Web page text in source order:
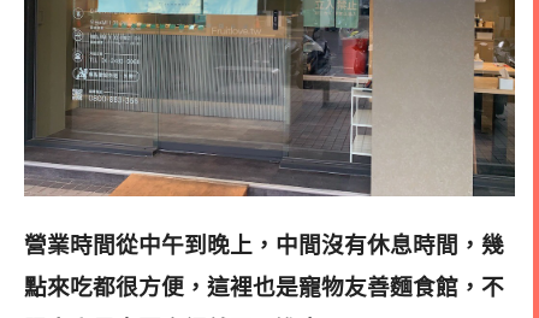
營業時間從中午到晚上，中間沒有休息時間，幾
點來吃都很方便，這裡也是寵物友善麵食館，不